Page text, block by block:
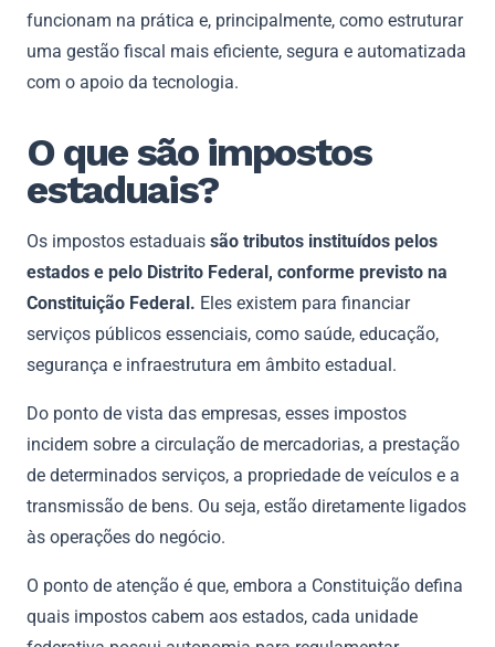
funcionam na prática e, principalmente, como estruturar
uma gestão fiscal mais eficiente, segura e automatizada
com o apoio da tecnologia.
O que são impostos
estaduais?
Os impostos estaduais são tributos instituídos pelos
estados e pelo Distrito Federal, conforme previsto na
Constituição Federal. Eles existem para financiar
serviços públicos essenciais, como saúde, educação,
segurança e infraestrutura em âmbito estadual.
Do ponto de vista das empresas, esses impostos
incidem sobre a circulação de mercadorias, a prestação
de determinados serviços, a propriedade de veículos e a
transmissão de bens. Ou seja, estão diretamente ligados
às operações do negócio.
O ponto de atenção é que, embora a Constituição defina
quais impostos cabem aos estados, cada unidade